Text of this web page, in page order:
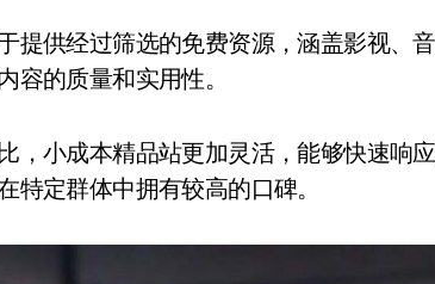
提供经过筛选的免费资源，涵盖影视、
容的质量和实用性。
，小成本精品站更加灵活，能够快速响
特定群体中拥有较高的口碑。